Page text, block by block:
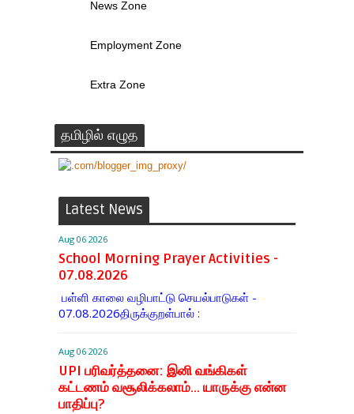
News Zone
Employment Zone
Extra Zone
தமிழில் எழுத
Latest News
Aug 06 2026
School Morning Prayer Activities -
07.08.2026
பள்ளி காலை வழிபாட்டு செயல்பாடுகள் -
07.08.2026திருக்குறள்பால் :
Aug 06 2026
UPI பரிவர்த்தனை: இனி வங்கிகள்
கட்டணம் வசூலிக்கலாம்... யாருக்கு என்ன
பாதிப்பு?